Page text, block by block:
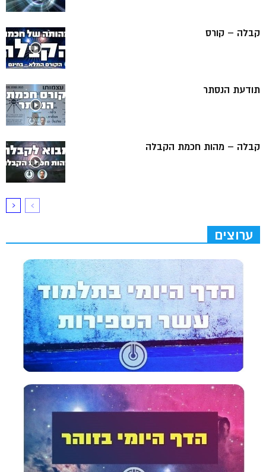
קבלה – קורס
תודעת הנסתר
קבלה – מהות חכמת הקבלה
ערוצים